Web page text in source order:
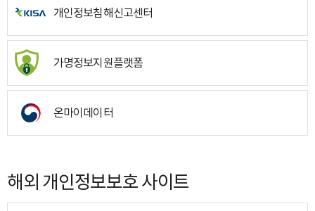
개인정보침해신고센터
가명정보지원플랫폼
온마이데이터
해외 개인정보보호 사이트